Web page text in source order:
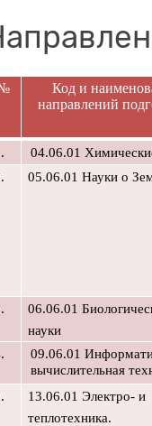
Код и
направлений
04.06.01
05.06.01 Науки о
06.06.01
науки
09.06.01
вычислительная
13.06.01 Электро- и
теплотехника.